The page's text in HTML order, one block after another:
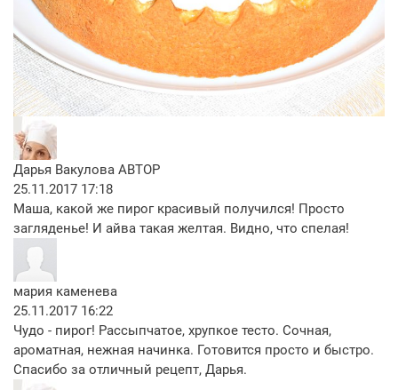
Дарья Вакулова АВТОР
25.11.2017 17:18
Маша, какой же пирог красивый получился! Просто
загляденье! И айва такая желтая. Видно, что спелая!
мария каменева
25.11.2017 16:22
Чудо - пирог! Рассыпчатое, хрупкое тесто. Сочная,
ароматная, нежная начинка. Готовится просто и быстро.
Спасибо за отличный рецепт, Дарья.